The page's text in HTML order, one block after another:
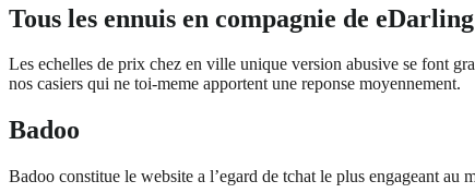
Tous les ennuis en compagnie de eDarling
Les echelles de prix chez en ville unique version abusive se font
nos casiers qui ne toi-meme apportent une reponse moyennement.
Badoo
Badoo constitue le website a l’egard de tchat le plus engageant